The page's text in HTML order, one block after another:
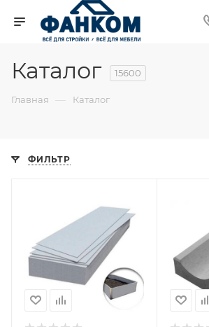
Каталог 15600
Главная — Каталог
ФИЛЬТР